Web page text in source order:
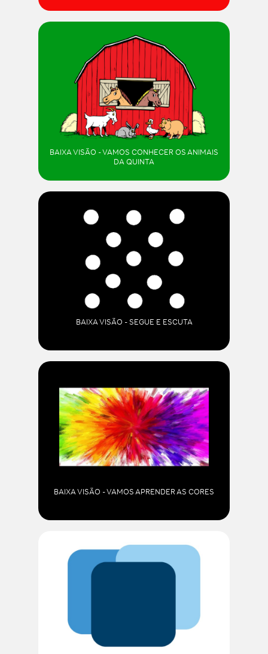
BAIXA VISÃO - VAMOS CONHECER OS ANIMAIS
DA QUINTA
BAIXA VISÃO - SEGUE E ESCUTA
BAIXA VISÃO - VAMOS APRENDER AS CORES